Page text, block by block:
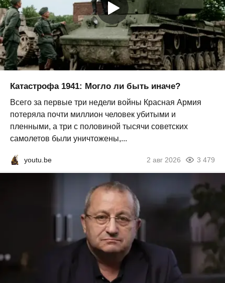
Катастрофа 1941: Могло ли быть иначе?
Всего за первые три недели войны Красная Армия
потеряла почти миллион человек убитыми и
пленными, а три с половиной тысячи советских
самолетов были уничтожены,...
youtu.be 2 авг 2026 3 479